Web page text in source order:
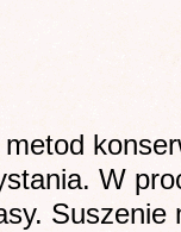
W
Suszenie